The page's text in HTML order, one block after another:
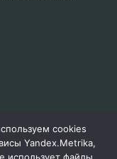
cookies
Yandex.Metrika,